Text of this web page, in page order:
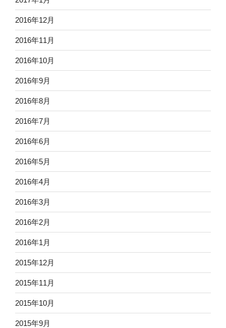
2016年12月
2016年11月
2016年10月
2016年9月
2016年8月
2016年7月
2016年6月
2016年5月
2016年4月
2016年3月
2016年2月
2016年1月
2015年12月
2015年11月
2015年10月
2015年9月